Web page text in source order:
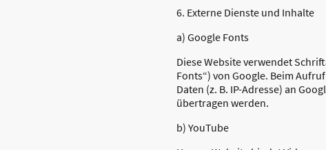
6. Externe Dienste und Inhalte
a) Google Fonts
Diese Website verwendet
Fonts“) von Google. Beim
Daten (z. B. IP-Adresse) an
übertragen werden.
b) YouTube